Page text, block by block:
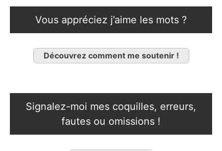
Vous appréciez j’aime les mots ?
Découvrez comment me soutenir !
Signalez-moi mes coquilles, erreurs,
fautes ou omissions !